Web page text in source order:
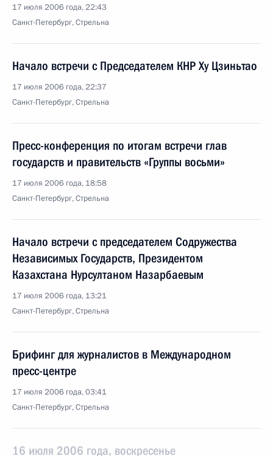
17 июля 2006 года, 22:43
Санкт-Петербург, Стрельна
Начало встречи с Председателем КНР Ху Цзиньтао
17 июля 2006 года, 22:37
Санкт-Петербург, Стрельна
Пресс-конференция по итогам встречи глав
государств и правительств «Группы восьми»
17 июля 2006 года, 18:58
Санкт-Петербург, Стрельна
Начало встречи с председателем Содружества
Независимых Государств, Президентом
Казахстана Нурсултаном Назарбаевым
17 июля 2006 года, 13:21
Санкт-Петербург, Стрельна
Брифинг для журналистов в Международном
пресс-центре
17 июля 2006 года, 03:41
Санкт-Петербург, Стрельна
16 июля 2006 года, воскресенье